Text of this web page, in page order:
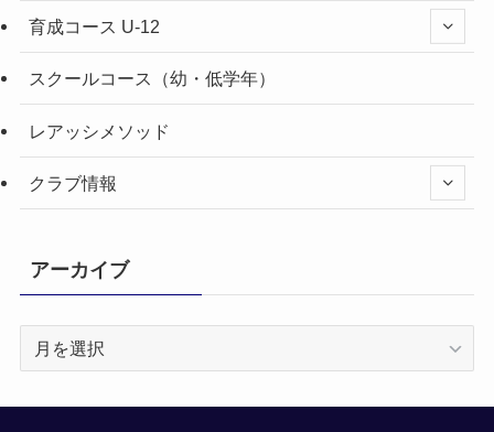
育成コース U-12
スクールコース（幼・低学年）
レアッシメソッド
クラブ情報
アーカイブ